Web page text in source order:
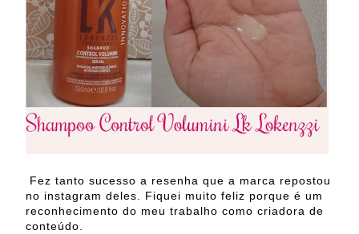
Fez tanto sucesso a resenha que a marca repostou
no instagram deles. Fiquei muito feliz porque é um
reconhecimento do meu trabalho como criadora de
conteúdo.